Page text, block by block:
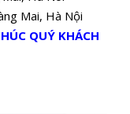
Mai, Hà Nội
QUÝ KHÁCH